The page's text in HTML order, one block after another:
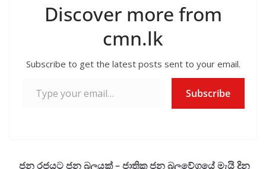
Discover more from
cmn.lk
Subscribe to get the latest posts sent to your email.
Subscribe
ජන රජයට ජන බලයක් – ජාතික ජන බලවේගයේ මැයි දින